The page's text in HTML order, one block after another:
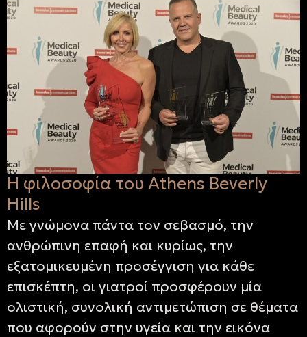
Η φιλοσοφία του Athens Beverly
Hills
Με γνώμονα πάντα τον σεβασμό, την
ανθρώπινη επαφή και κυρίως, την
εξατομικευμένη προσέγγιση για κάθε
επισκέπτη, οι γιατροί προσφέρουν μία
ολιστική, συνολική αντιμετώπιση σε θέματα
που αφορούν στην υγεία και την εικόνα